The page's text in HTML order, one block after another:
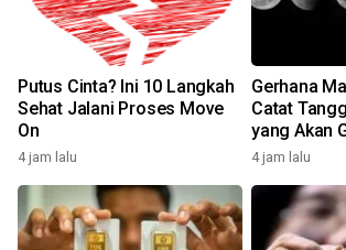
Putus Cinta? Ini 10 Langkah
Sehat Jalani Proses Move
On
4 jam lalu
Gerhana
Catat
yang Akan
4 jam lalu